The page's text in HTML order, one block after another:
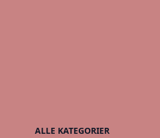
ALLE KATEGORIER